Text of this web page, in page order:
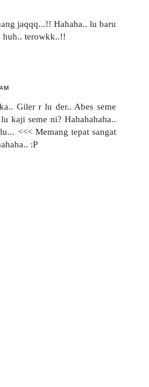
jaqqq...!! Hahaha.. lu baru
terowkk..!!
Giler r lu der.. Abes seme
kaji seme ni? Hahahahaha..
<<< Memang tepat sangat
:P